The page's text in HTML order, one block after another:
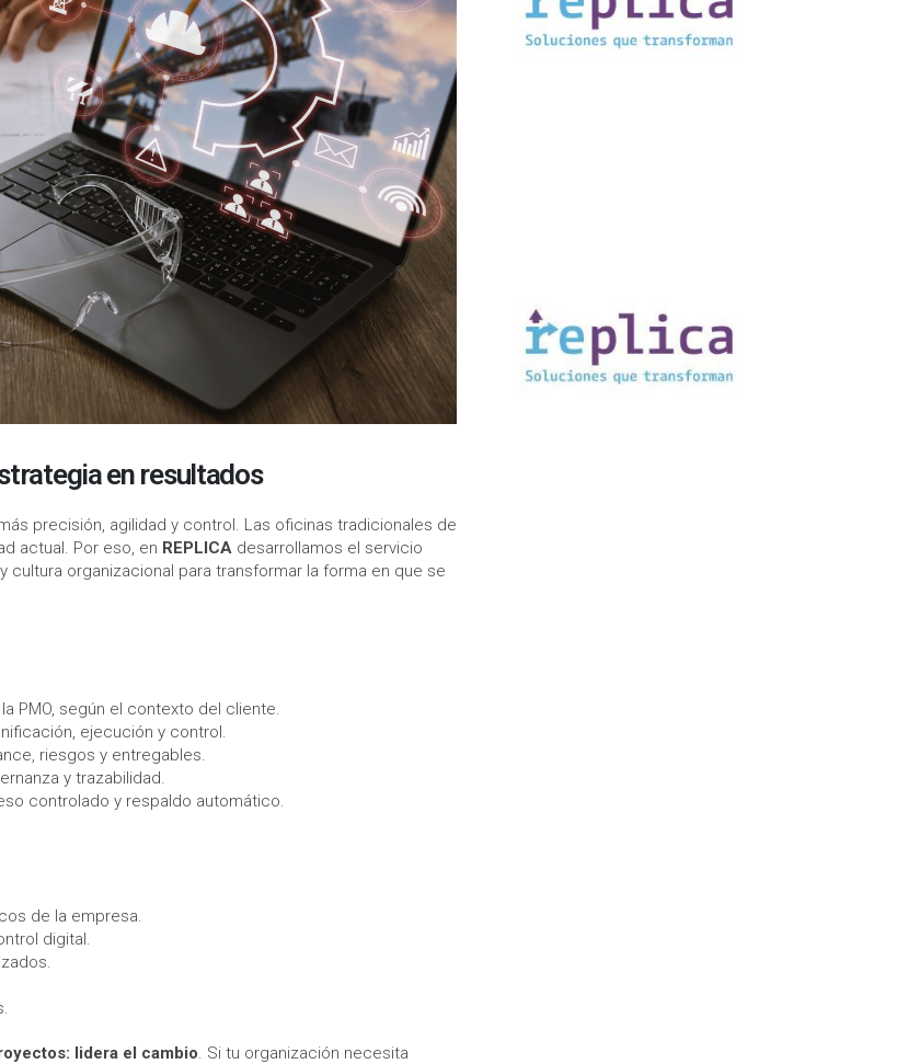
en resultados
precisión, agilidad y control. Las oficinas tradicionales de
actual. Por eso, en REPLICA desarrollamos el servicio
organizacional para transformar la forma en que se
PMO, según el contexto del cliente.
ejecución y control.
riesgos y entregables.
y trazabilidad.
controlado y respaldo automático.
de la empresa.
digital.
lidera el cambio. Si tu organización necesita